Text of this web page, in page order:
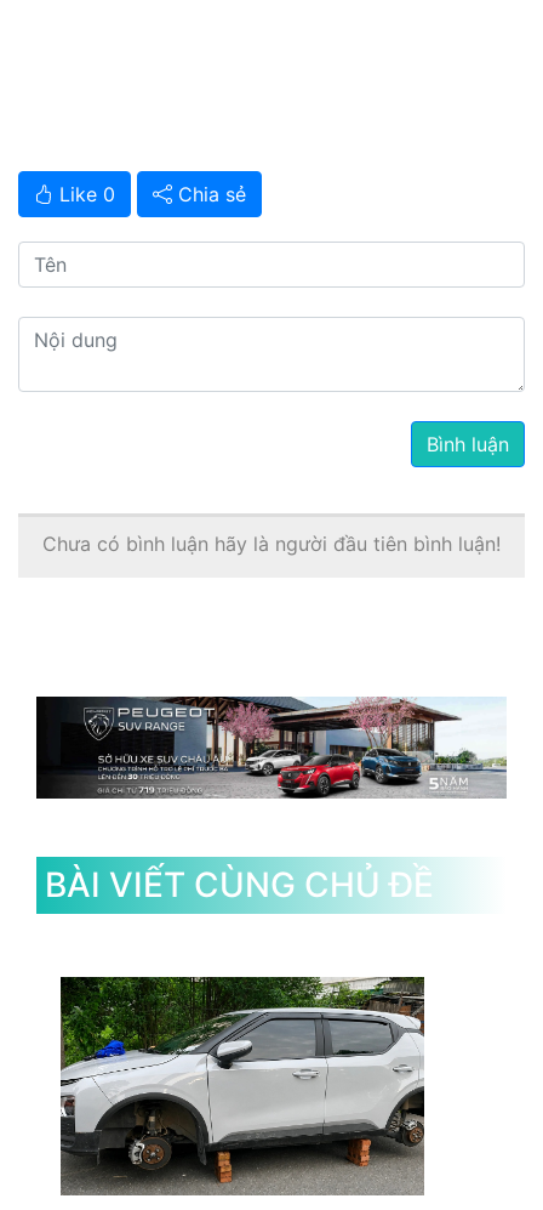
Like 0 Chia sẻ
Bình luận
Chưa có bình luận hãy là người đầu tiên bình luận!
BÀI VIẾT CÙNG CHỦ ĐỀ